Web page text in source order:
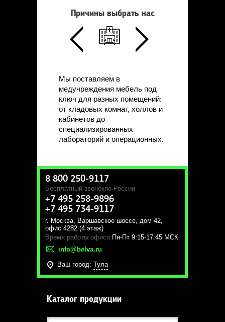
Причины выбрать нас
Мы поставляем в
медучреждения мебель под
ключ для разных помещений:
от кладовых комнат, холлов и
кабинетов до
специализированных
лабораторий и операционных.
8 800 250-9117
Бесплатный звонокпо России
+7 495 258-9896
+7 495 734-9117
г. Москва, Варшавское шоссе, дом 42,
офис 4282 (4 этаж)
Время работы офиса: Пн-Пт 9:15-17:45 МСК
info@belva.ru
Ваш город: Тула
Каталог продукции